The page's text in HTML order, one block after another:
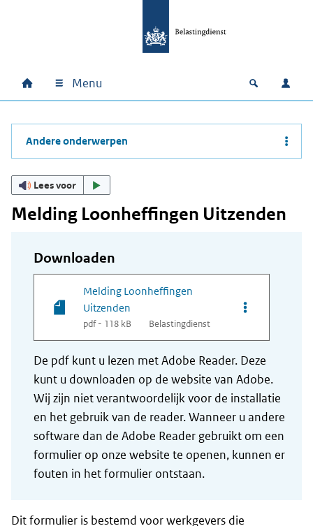
Hoofdnavigatie
Home Menu Open
Andere onderwerpen
Lees voor
Melding Loonheffingen Uitzenden
Downloaden
Melding Loonheffingen
Uitzenden
pdf - 118 kB Belastingdienst
Opties van
De pdf kunt u lezen met Adobe Reader. Deze
kunt u downloaden op de website van Adobe.
Wij zijn niet verantwoordelijk voor de installatie
en het gebruik van de reader. Wanneer u andere
software dan de Adobe Reader gebruikt om een
formulier op onze website te openen, kunnen er
fouten in het formulier ontstaan.
Dit formulier is bestemd voor werkgevers die